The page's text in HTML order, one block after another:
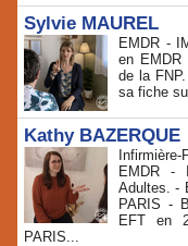
Sylvie MAUREL
EMDR -
en EMDR
de la
sa fiche
Kathy BAZERQUE
EMDR -
Adultes. -
PARIS -
EFT en
PARIS...